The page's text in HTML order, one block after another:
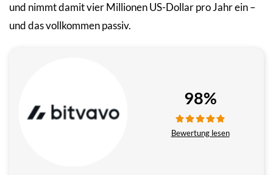
und nimmt damit vier Millionen US-Dollar pro Jahr ein –
und das vollkommen passiv.
98%
Bewertung lesen